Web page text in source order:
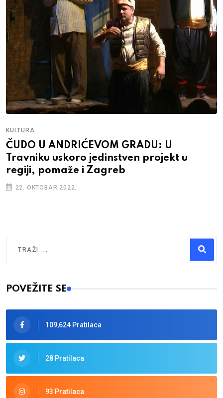
KULTURA
ČUDO U ANDRIĆEVOM GRADU: U
Travniku uskoro jedinstven projekt u
regiji, pomaže i Zagreb
22. OKTOBAR 2022.
Type 2 or more characters for results.
POVEŽITE SE
109,624 Pratilaca
28 Pratilaca
93 Pratilaca